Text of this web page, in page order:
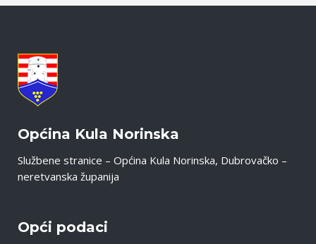
Općina Kula Norinska
Službene stranice – Općina Kula Norinska, Dubrovačko –
neretvanska županija
Opći podaci